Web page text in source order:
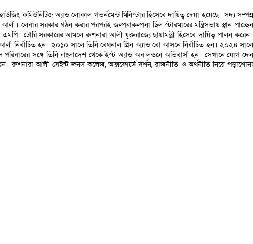
কমিউনিটিজ অ্যান্ড লোকাল গভর্নমেন্ট মিনিস্টার হিসেবে দায়িত্ব দেয়া হয়েছে। সদ্য সম্পন্ন
লেবার সরকার গঠন করার পরপরই জল্পনাকল্পনা ছিল স্টারমারের মন্ত্রিসভায় স্থান পাচ্ছেন
এমপি। টোরি সরকারের আমলে রুশনারা আলী যুক্তরাজ্যে ছায়ামন্ত্রী হিসেবে দায়িত্ব পালন করেন।
নির্বাচিত হন। ২০১০ সালে তিনি বেথনাল গ্রিন অ্যান্ড বো আসনে নির্বাচিত হন। ২০২৪ সালে
সঙ্গে তিনি বাংলাদেশ থেকে ইস্ট অ্যান্ড অব লন্ডনে অভিবাসী হন। সেখানে যোগ দেন
রুশনারা আলী সেইন্ট জনস কলেজ, অক্সফোর্ডে দর্শন, রাজনীতি ও অর্থনীতি নিয়ে পড়াশোনা